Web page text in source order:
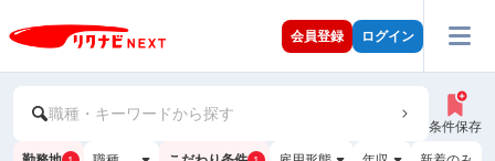
会員登録 ログイン
職種・キーワードから探す
条件保存